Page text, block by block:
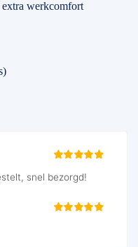
werkcomfort